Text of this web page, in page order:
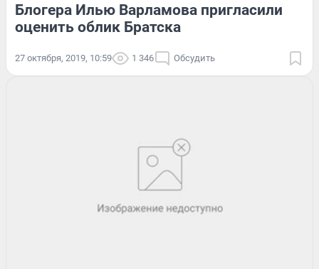
Блогера Илью Варламова пригласили
оценить облик Братска
27 октября, 2019, 10:59 1 346 Обсудить